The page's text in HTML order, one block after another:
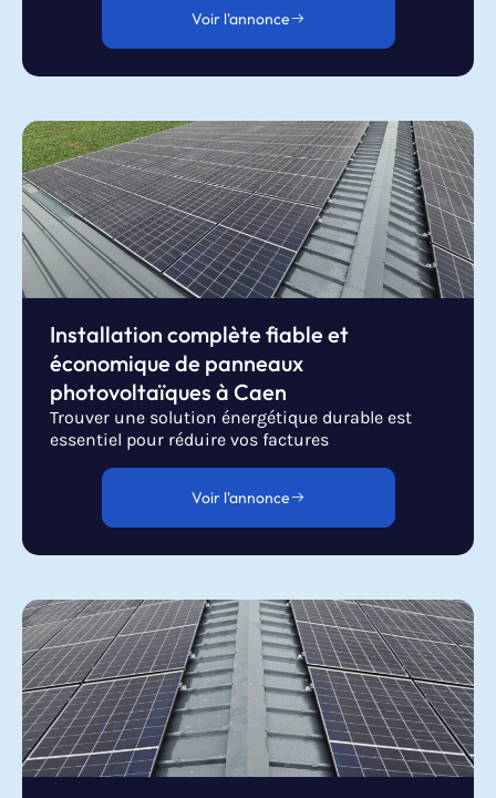
Voir l'annonce
Installation complète fiable et
économique de panneaux
photovoltaïques à Caen
Trouver une solution énergétique durable est
essentiel pour réduire vos factures
Voir l'annonce